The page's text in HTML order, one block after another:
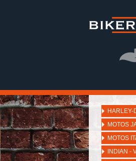
HARLEY-
MOTOS
MOTOS
INDIAN -